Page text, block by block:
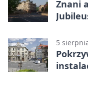
Znani
5